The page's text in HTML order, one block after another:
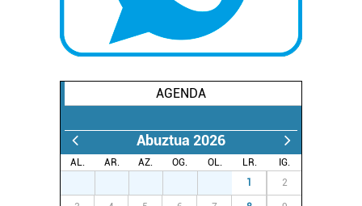
AGENDA
Abuztua 2026
AL. AR. AZ. OG. OL. LR.
IG.
1 2